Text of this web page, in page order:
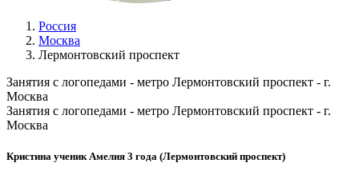
Россия
Москва
Лермонтовский проспект
Занятия с логопедами - метро Лермонтовский проспект - г.
Москва
Занятия с логопедами - метро Лермонтовский проспект - г.
Москва
Кристина ученик Амелия 3 года (Лермонтовский проспект)